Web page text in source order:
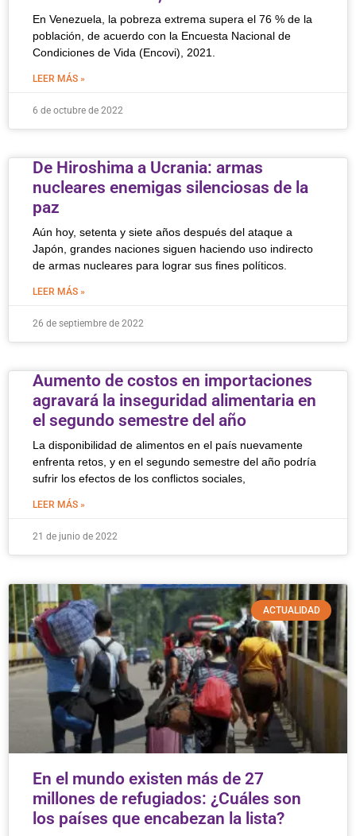
En Venezuela, la pobreza extrema supera el 76 % de la
población, de acuerdo con la Encuesta Nacional de
Condiciones de Vida (Encovi), 2021.
LEER MÁS »
6 de octubre de 2022
De Hiroshima a Ucrania: armas
nucleares enemigas silenciosas de la
paz
Aún hoy, setenta y siete años después del ataque a
Japón, grandes naciones siguen haciendo uso indirecto
de armas nucleares para lograr sus fines políticos.
LEER MÁS »
26 de septiembre de 2022
Aumento de costos en importaciones
agravará la inseguridad alimentaria en
el segundo semestre del año
La disponibilidad de alimentos en el país nuevamente
enfrenta retos, y en el segundo semestre del año podría
sufrir los efectos de los conflictos sociales,
LEER MÁS »
21 de junio de 2022
ACTUALIDAD
En el mundo existen más de 27
millones de refugiados: ¿Cuáles son
los países que encabezan la lista?